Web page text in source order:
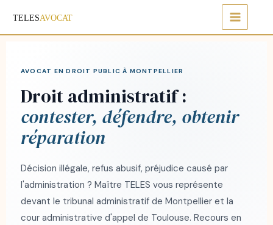
contenu
AVOCAT EN DROIT PUBLIC À MONTPELLIER
Droit administratif :
contester, défendre, obtenir
réparation
Décision illégale, refus abusif, préjudice causé par
l'administration ? Maître TELES vous représente
devant le tribunal administratif de Montpellier et la
cour administrative d'appel de Toulouse. Recours en